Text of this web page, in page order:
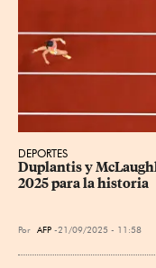
DEPORTES
Duplantis y
2025 para la historia
Por AFP 21/09/2025 - 11:58